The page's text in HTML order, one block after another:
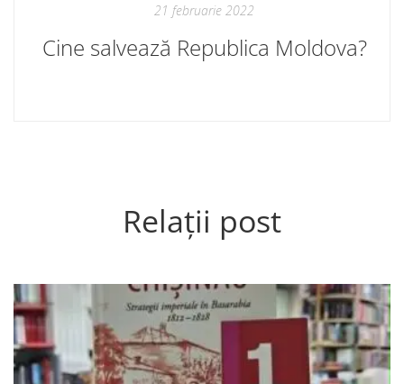
21 februarie 2022
Cine salvează Republica Moldova?
Relații post